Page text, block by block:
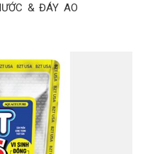
& ĐÁY AO